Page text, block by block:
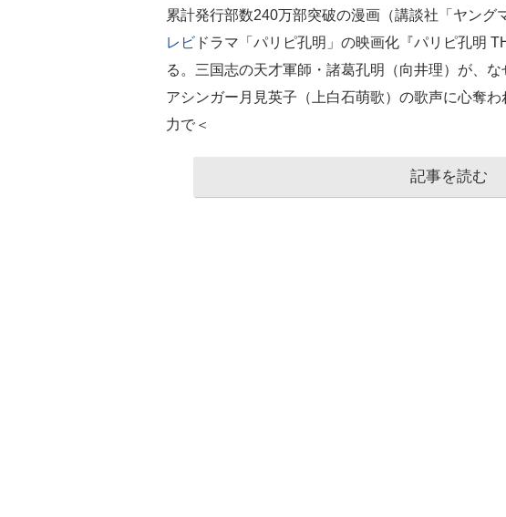
累計発行部数240万部突破の漫画（講談社「ヤング
レビ ドラマ「パリピ孔明」の映画化『パリピ孔明
る。三国志の天才軍師・諸葛孔明（向井理）が、
アシンガー月見英子（上白石萌歌）の歌声に心奪
力で＜
記事を読む